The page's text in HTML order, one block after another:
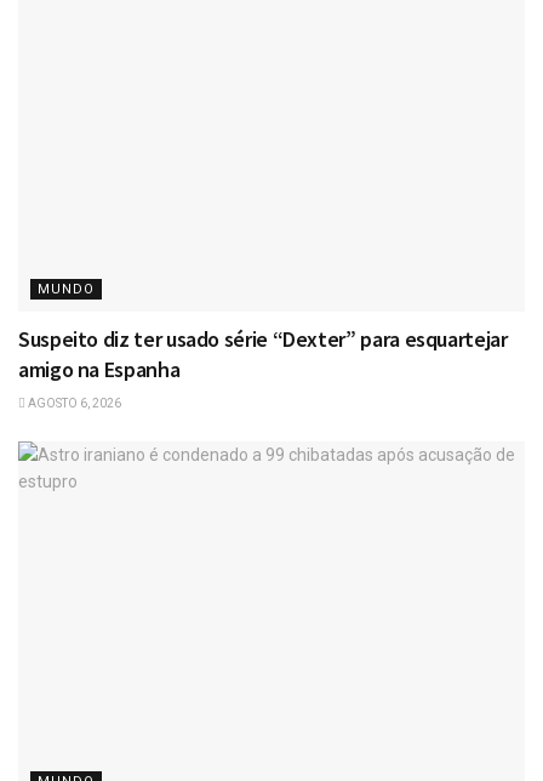
MUNDO
Suspeito diz ter usado série “Dexter” para esquartejar
amigo na Espanha
AGOSTO 6, 2026